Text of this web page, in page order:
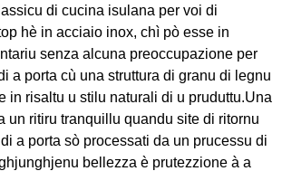
di cucina isulana per voi di
hè in acciaio inox, chì pò esse in
senza alcuna preoccupazione per
a porta cù una struttura di granu di legnu
in risaltu u stilu naturali di u pruduttu.Una
un ritiru tranquillu quandu site di ritornu
a porta sò processati da un prucessu di
bellezza è prutezzione à a